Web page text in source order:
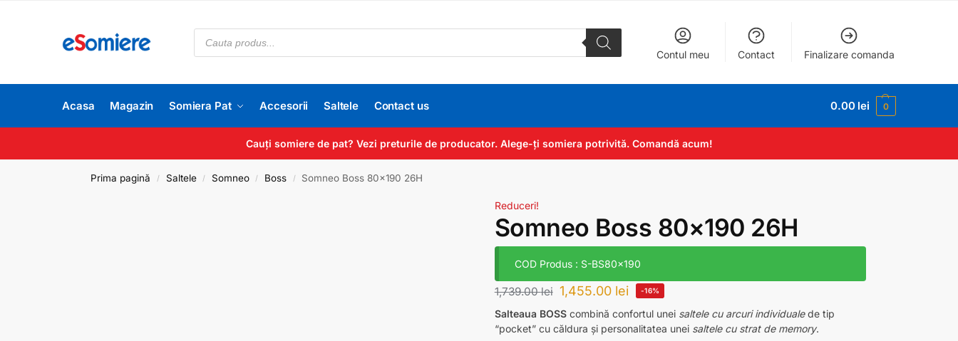
Contul meu Contact Finalizare comanda
Acasa Magazin Somiera Pat Accesorii Saltele Contact us 0.00 lei 0
Cauți somiere de pat? Vezi preturile de producator. Alege-ți somiera potrivită. Comandă acum!
Prima pagină / Saltele / Somneo / Boss / Somneo Boss 80×190 26H
Reduceri!
Somneo Boss 80×190 26H
COD Produs : S-BS80x190
1,739.00lei 1,455.00 lei -16%
Salteaua BOSScombină confortul unei saltele cu arcuri individualede tip
“pocket” cu căldura și personalitatea unei saltele cu strat de memory.